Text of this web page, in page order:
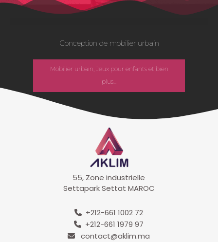
Conception de mobilier urbain
Mobilier urbain, Jeux pour enfants et bien
plus...
55, Zone industrielle
Settapark Settat MAROC
+212-661 1002 72
+212-661 1979 97
contact@aklim.ma